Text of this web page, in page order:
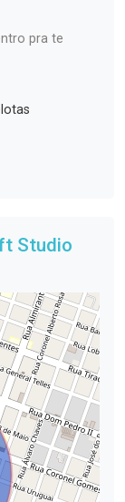
pra te
Studio